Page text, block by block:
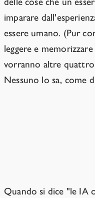
imparare
essere umano. (Pur
leggere e
vorranno altre
Nessuno lo sa, come
Quando si dice "le IA